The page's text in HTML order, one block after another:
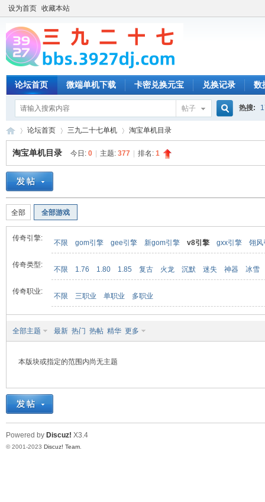
设为首页 收藏本站
论坛首页 微端单机下载 卡密兑换元宝 兑换记录 数
帖子 热搜:
»
论坛首页 三九二十七单机 淘宝单机目录
淘宝单机目录 今日: 0 主题: 377 排名: 1
全部 全部游戏
传奇引擎:
不限 gom引擎 gee引擎 新gom引擎 v8引擎 gxx引擎 翎风
传奇类型:
不限 1.76 1.80 1.85 复古 火龙 沉默 迷失 神器 冰雪
传奇职业:
不限 三职业 单职业 多职业
全部主题 最新 热门 热帖 精华 更多
本版块或指定的范围内尚无主题
Powered by Discuz! X3.4
© 2001-2023 Discuz! Team.